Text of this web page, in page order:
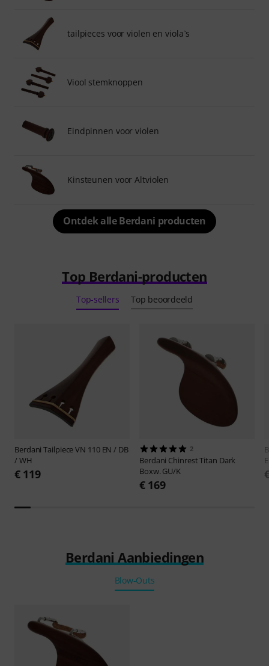
tailpieces voor violen en viola`s
Viool stemknoppen
Eindpinnen voor violen
Kinsteunen voor Altviolen
Ontdek alle Berdani producten
Top Berdani-producten
Top-sellers Top beoordeeld
BerdaniTailpiece VN 110 EN / DB
/ WH
€ 119
2
Berdani Chinrest Titan Dark
Boxw. GU/K
€ 169
Berdani Aanbiedingen
Blow-Outs